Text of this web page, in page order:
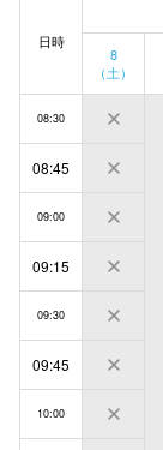
日時
8
（土）
08:30
08:45
09:00
09:15
09:30
09:45
10:00